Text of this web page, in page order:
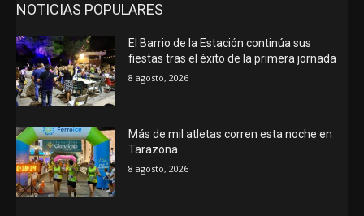
NOTICIAS POPULARES
El Barrio de la Estación continúa sus
fiestas tras el éxito de la primera jornada
8 agosto, 2026
Más de mil atletas corren esta noche en
Tarazona
8 agosto, 2026